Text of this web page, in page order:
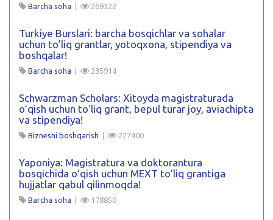
Barcha soha | 269322
Turkiye Burslari: barcha bosqichlar va sohalar
uchun to’liq grantlar, yotoqxona, stipendiya va
boshqalar!
Barcha soha | 235914
Schwarzman Scholars: Xitoyda magistraturada
oʻqish uchun toʻliq grant, bepul turar joy, aviachipta
va stipendiya!
Biznesni boshqarish | 227400
Yaponiya: Magistratura va doktorantura
bosqichida oʻqish uchun MEXT toʻliq grantiga
hujjatlar qabul qilinmoqda!
Barcha soha | 178850